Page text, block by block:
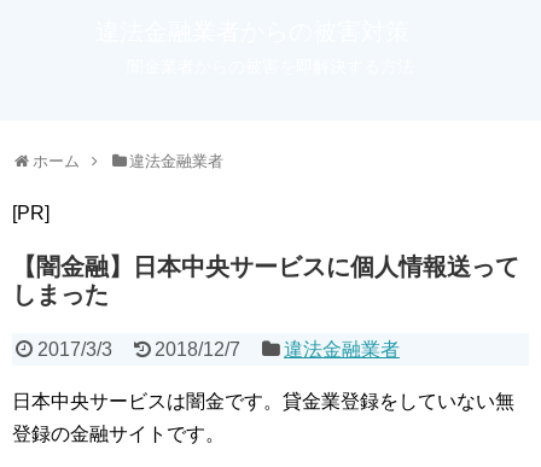
ホーム 違法金融業者
[PR]
【闇金融】日本中央サービスに個人情報送って
しまった
2017/3/3 2018/12/7 違法金融業者
日本中央サービスは闇金です。貸金業登録をしていない無
登録の金融サイトです。